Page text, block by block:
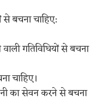
से बचना चाहिए:
गतिविधियों से बचना
चाहिए।
का सेवन करने से बचना